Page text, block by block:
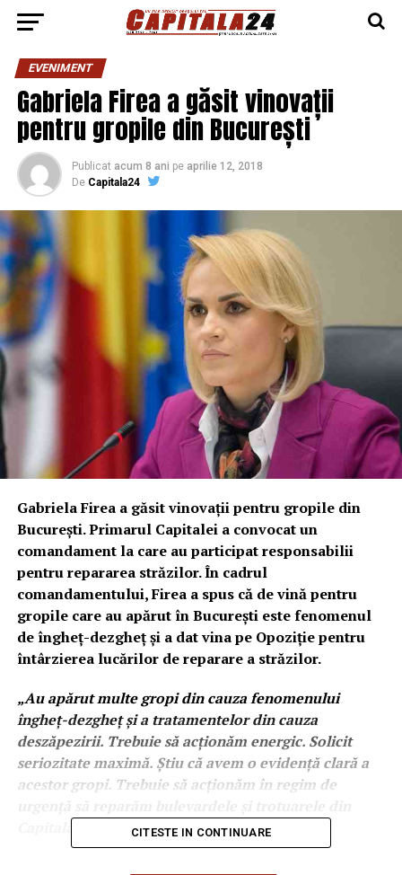
EVENIMENT
Gabriela Firea a găsit vinovații
pentru gropile din București
Publicat acum 8 ani pe aprilie 12, 2018
De Capitala24
Gabriela Firea a găsit vinovații pentru gropile din
București. Primarul Capitalei a convocat un
comandament la care au participat responsabilii
pentru repararea străzilor. În cadrul
comandamentului, Firea a spus că de vină pentru
gropile care au apărut în București este fenomenul
de îngheț-dezgheț și a dat vina pe Opoziție pentru
întârzierea lucărilor de reparare a străzilor.
„Au apărut multe gropi din cauza fenomenului
îngheț-dezgheț și a tratamentelor din cauza
deszăpezirii. Trebuie să acționăm energic. Solicit
seriozitate maximă. Știu că avem o evidență clară a
acestor gropi. Trebuie să acționăm în regim de
Capitală”
, a spus Firea.CITESTE IN CONTINUARE